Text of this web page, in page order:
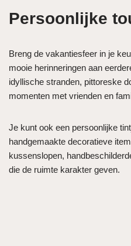
Persoonlijke
Breng de vakantiesfeer in je
mooie herinneringen aan
idyllische stranden, pittoreske
momenten met vrienden en
Je kunt ook een persoonlijke
handgemaakte decoratieve
kussenslopen,
die de ruimte karakter geven.